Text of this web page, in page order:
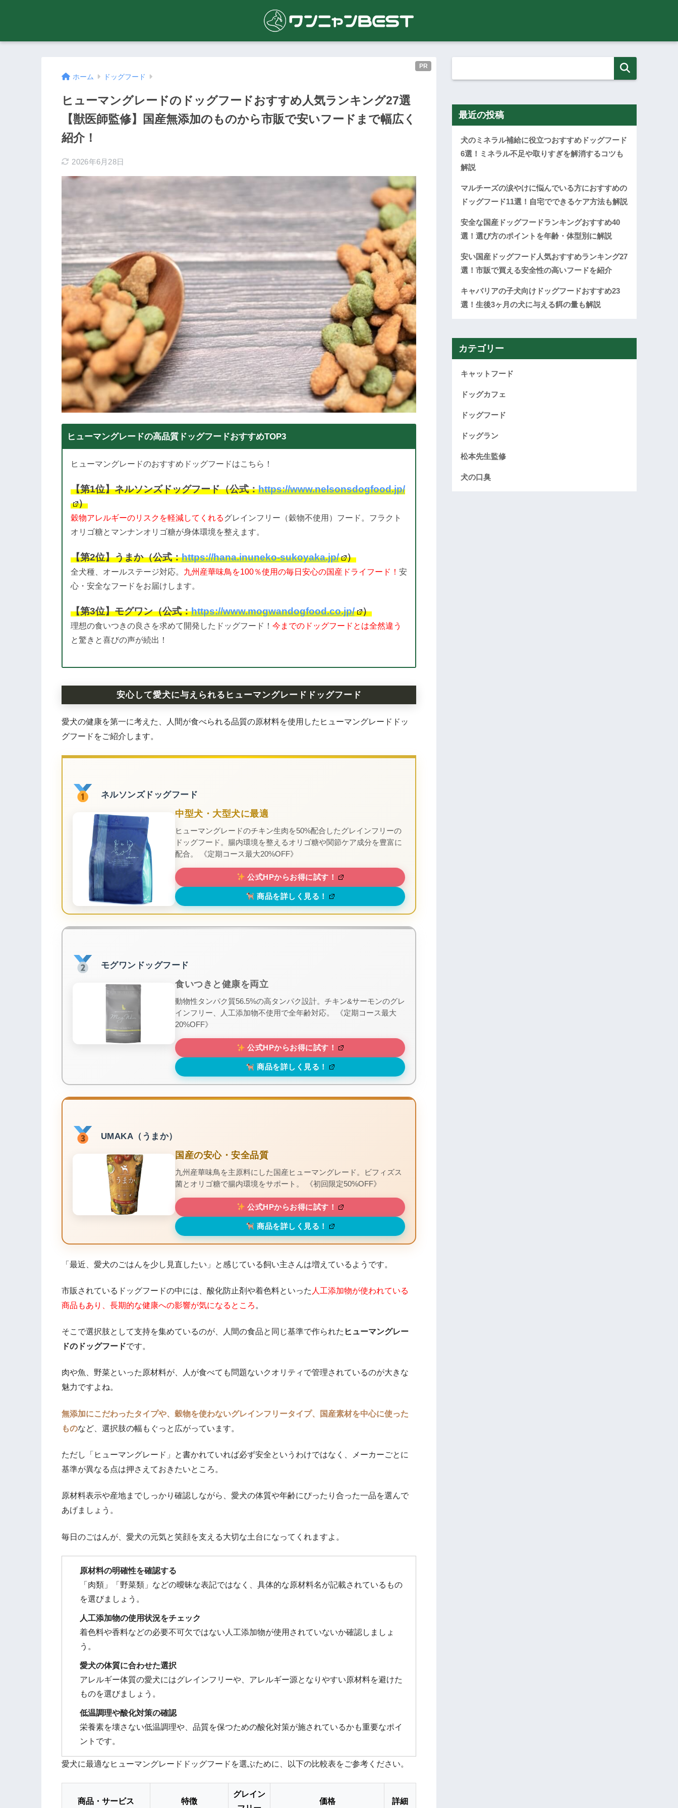
PR
ホーム ドッグフード
ヒューマングレードのドッグフードおすすめ人気ランキング27選
【獣医師監修】国産無添加のものから市販で安いフードまで幅広く
紹介！
2026年6月28日
ヒューマングレードの高品質ドッグフードおすすめTOP3
ヒューマングレードのおすすめドッグフードはこちら！
【第1位】ネルソンズドッグフード（公式：https://www.nelsonsdogfood.jp/
）
穀物アレルギーのリスクを軽減してくれるグレインフリー（穀物不使用）フード。フラクト
オリゴ糖とマンナンオリゴ糖が身体環境を整えます。
【第2位】うまか（公式：https://hana.inuneko-sukoyaka.jp/ ）
全犬種、オールステージ対応。 九州産華味鳥を100％使用の毎日安心の国産ドライフード！ 安
心・安全なフードをお届けします。
【第3位】モグワン（公式：https://www.mogwandogfood.co.jp/ ）
理想の食いつきの良さを求めて開発したドッグフード！ 今までのドッグフードとは全然違う
と驚きと喜びの声が続出！
安心して愛犬に与えられるヒューマングレードドッグフード
愛犬の健康を第一に考えた、人間が食べられる品質の原材料を使用したヒューマングレードドッ
グフードをご紹介します。
ネルソンズドッグフード
中型犬・大型犬に最適
ヒューマングレードのチキン生肉を50%配合したグレインフリーの
ドッグフード。腸内環境を整えるオリゴ糖や関節ケア成分を豊富に
配合。 《定期コース最大20%OFF》
公式HPからお得に試す！
商品を詳しく見る！
モグワンドッグフード
食いつきと健康を両立
動物性タンパク質56.5%の高タンパク設計。チキン&サーモンのグレ
インフリー、人工添加物不使用で全年齢対応。 《定期コース最大
20%OFF》
公式HPからお得に試す！
商品を詳しく見る！
UMAKA（うまか）
国産の安心・安全品質
九州産華味鳥を主原料にした国産ヒューマングレード。ビフィズス
菌とオリゴ糖で腸内環境をサポート。 《初回限定50%OFF》
公式HPからお得に試す！
商品を詳しく見る！
「最近、愛犬のごはんを少し見直したい」と感じている飼い主さんは増えているようです。
市販されているドッグフードの中には、酸化防止剤や着色料といった 人工添加物が使われている
商品もあり、長期的な健康への影響が気になるところ 。
そこで選択肢として支持を集めているのが、人間の食品と同じ基準で作られた ヒューマングレー
ドのドッグフードです。
肉や魚、野菜といった原材料が、人が食べても問題ないクオリティで管理されているのが大きな
魅力ですよね。
無添加にこだわったタイプや、穀物を使わないグレインフリータイプ、国産素材を中心に使った
ものなど、選択肢の幅もぐっと広がっています。
ただし「ヒューマングレード」と書かれていれば必ず安全というわけではなく、メーカーごとに
基準が異なる点は押さえておきたいところ。
原材料表示や産地までしっかり確認しながら、愛犬の体質や年齢にぴったり合った一品を選んで
あげましょう。
毎日のごはんが、愛犬の元気と笑顔を支える大切な土台になってくれますよ。
原材料の明確性を確認する
「肉類」「野菜類」などの曖昧な表記ではなく、具体的な原材料名が記載されているもの
を選びましょう。
人工添加物の使用状況をチェック
着色料や香料などの必要不可欠ではない人工添加物が使用されていないか確認しましょ
う。
愛犬の体質に合わせた選択
アレルギー体質の愛犬にはグレインフリーや、アレルギー源となりやすい原材料を避けた
ものを選びましょう。
低温調理や酸化対策の確認
栄養素を壊さない低温調理や、品質を保つための酸化対策が施されているかも重要なポイ
ントです。
愛犬に最適なヒューマングレードドッグフードを選ぶために、以下の比較表をご参考ください。
商品・サービス 特徴
グレイン
価格 詳細
最近の投稿
犬のミネラル補給に役立つおすすめドッグフード
6選！ミネラル不足や取りすぎを解消するコツも
解説
マルチーズの涙やけに悩んでいる方におすすめの
ドッグフード11選！自宅でできるケア方法も解説
安全な国産ドッグフードランキングおすすめ40
選！選び方のポイントを年齢・体型別に解説
安い国産ドッグフード人気おすすめランキング27
選！市販で買える安全性の高いフードを紹介
キャバリアの子犬向けドッグフードおすすめ23
選！生後3ヶ月の犬に与える餌の量も解説
カテゴリー
キャットフード
ドッグカフェ
ドッグフード
ドッグラン
松本先生監修
犬の口臭